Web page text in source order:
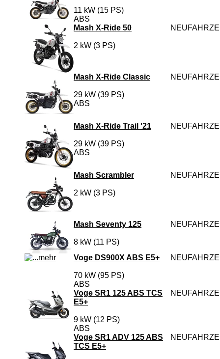
11 kW (15 PS)
ABS
Mash X-Ride 50
2 kW (3 PS)
Mash X-Ride Classic
29 kW (39 PS)
ABS
Mash X-Ride Trail '21
29 kW (39 PS)
ABS
Mash Scrambler
2 kW (3 PS)
Mash Seventy 125
8 kW (11 PS)
Voge DS900X ABS E5+
70 kW (95 PS)
ABS
Voge SR1 125 ABS TCS
E5+
9 kW (12 PS)
ABS
Voge SR1 ADV 125 ABS
TCS E5+